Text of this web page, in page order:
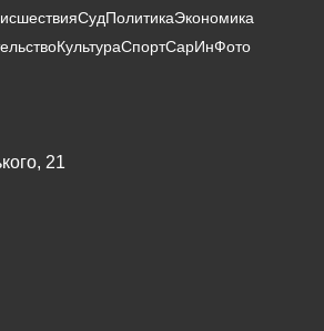
СудПолитикаЭкономика
КультураСпортСарИнФото
21